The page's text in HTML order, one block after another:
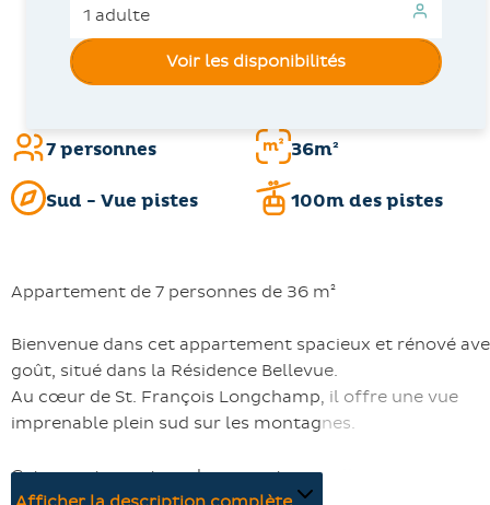
7 personnes 36m²
Sud - Vue pistes 100m des pistes
Appartement de 7 personnes de 36 m²
Bienvenue dans cet appartement spacieux et rénové
goût, situé dans la Résidence Bellevue.
Au cœur de St. François Longchamp, il offre une vue
imprenable plein sud sur les montagnes.
Cet appartement moderne peut accueillir
Voir les disponibilités